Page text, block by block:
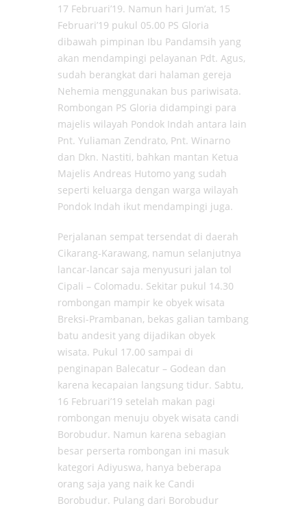
17 Februari’19. Namun hari Jum’at, 15
Februari’19 pukul 05.00 PS Gloria
dibawah pimpinan Ibu Pandamsih yang
akan mendampingi pelayanan Pdt. Agus,
sudah berangkat dari halaman gereja
Nehemia menggunakan bus pariwisata.
Rombongan PS Gloria didampingi para
majelis wilayah Pondok Indah antara lain
Pnt. Yuliaman Zendrato, Pnt. Winarno
dan Dkn. Nastiti, bahkan mantan Ketua
Majelis Andreas Hutomo yang sudah
seperti keluarga dengan warga wilayah
Pondok Indah ikut mendampingi juga.
Perjalanan sempat tersendat di daerah
Cikarang-Karawang, namun selanjutnya
lancar-lancar saja menyusuri jalan tol
Cipali – Colomadu. Sekitar pukul 14.30
rombongan mampir ke obyek wisata
Breksi-Prambanan, bekas galian tambang
batu andesit yang dijadikan obyek
wisata. Pukul 17.00 sampai di
penginapan Balecatur – Godean dan
karena kecapaian langsung tidur. Sabtu,
16 Februari’19 setelah makan pagi
rombongan menuju obyek wisata candi
Borobudur. Namun karena sebagian
besar perserta rombongan ini masuk
kategori Adiyuswa, hanya beberapa
orang saja yang naik ke Candi
Borobudur. Pulang dari Borobudur